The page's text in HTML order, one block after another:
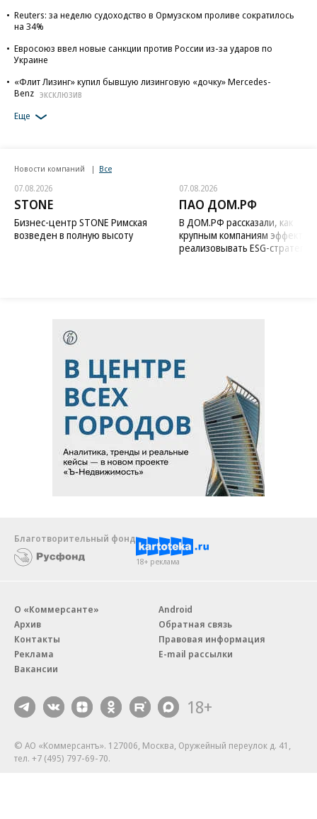
Reuters: за неделю судоходство в Ормузском проливе сократилось
на 34%
Евросоюз ввел новые санкции против России из-за ударов по
Украине
«Флит Лизинг» купил бывшую лизинговую «дочку» Mercedes-
Benz ЭКСКЛЮЗИВ
Еще
Новости компаний Все
07.08.2026
STONE
Бизнес-центр STONE Римская
возведен в полную высоту
07.08.2026
ПАО ДОМ.РФ
В ДОМ.РФ рассказали, как
крупным компаниям
реализовывать ESG-стратегию
Благотворительный фонд
18+ реклама
О «Коммерсанте»
Архив
Контакты
Реклама
Вакансии
Android
Обратная связь
Правовая информация
E-mail рассылки
18+
© АО «Коммерсантъ». 127006, Москва, Оружейный переулок д. 41,
тел. +7 (495) 797-69-70.